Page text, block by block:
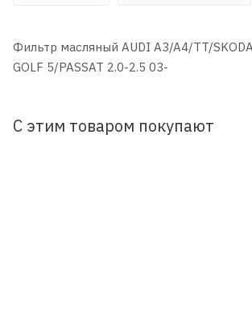
Фильтр масляный AUDI A3/A4/TT/
GOLF 5/PASSAT 2.0-2.5 03-
С этим товаром покупают